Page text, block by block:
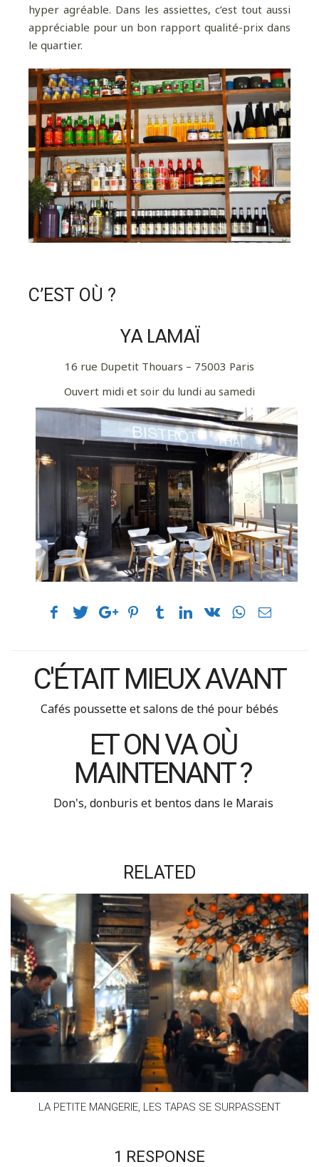
hyper agréable. Dans les assiettes, c’est tout aussi
appréciable pour un bon rapport qualité-prix dans
le quartier.
C’EST OÙ ?
YA LAMAÏ
16 rue Dupetit Thouars – 75003 Paris
Ouvert midi et soir du lundi au samedi
C'ÉTAIT MIEUX AVANT
Cafés poussette et salons de thé pour bébés
ET ON VA OÙ
MAINTENANT ?
Don's, donburis et bentos dans le Marais
RELATED
LA PETITE MANGERIE, LES TAPAS SE SURPASSENT
1 RESPONSE